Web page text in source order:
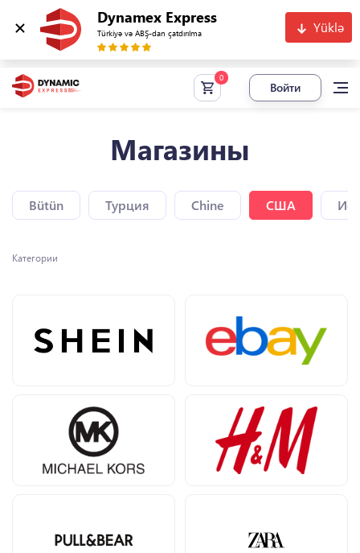
Dynamex Express
Türkiyə və ABŞ-dan çatdırılma Yüklə
Войти
Магазины
Bütün Турция Chine США
Категории